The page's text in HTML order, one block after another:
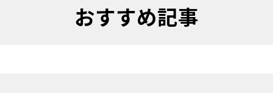
おすすめ記事